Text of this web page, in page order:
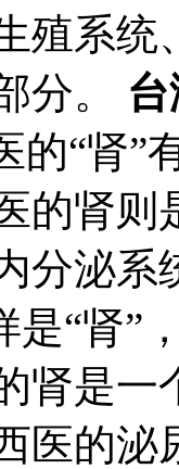
殖系
分。
的“肾
的肾
分泌系
“肾”
肾是
医的泌